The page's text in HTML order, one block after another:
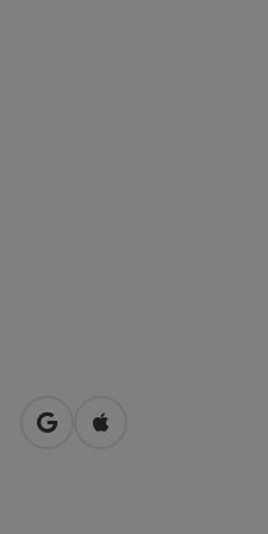
in Google Maps öffnen
in Apple Maps